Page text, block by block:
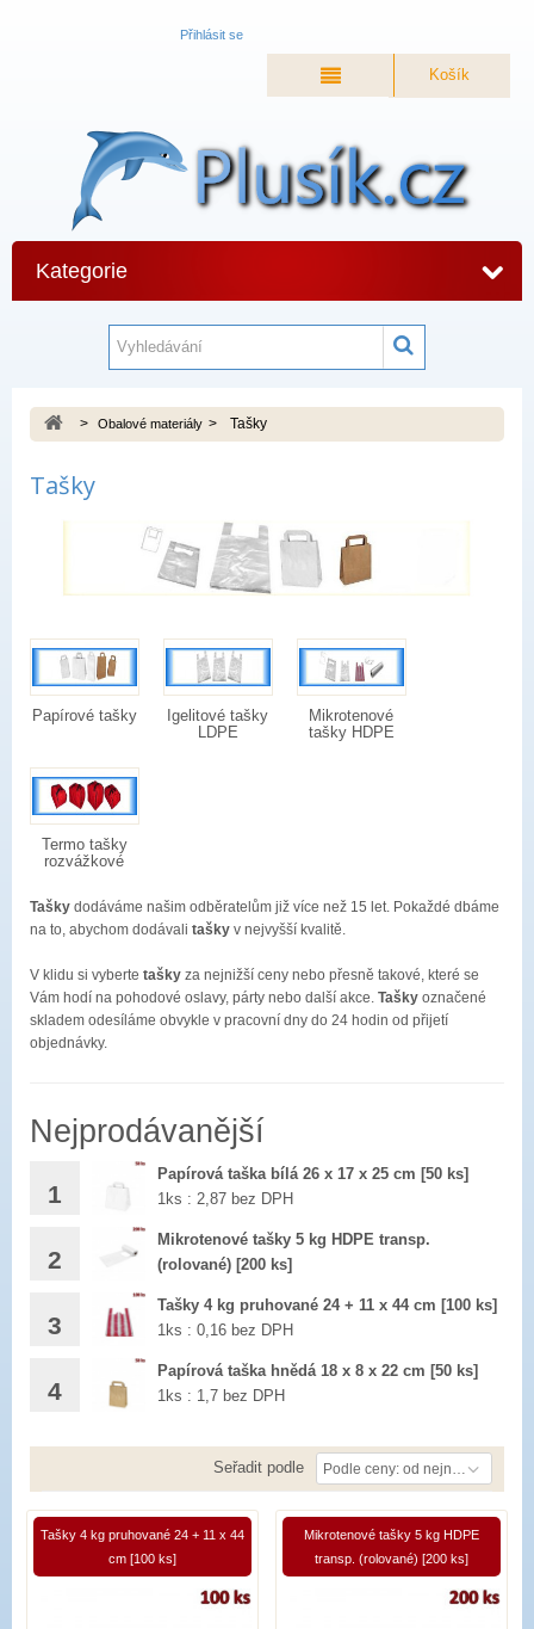
Košík
Přihlásit se
Kategorie
> Obalové materiály > Tašky
Tašky
Papírové tašky
Igelitové tašky
LDPE
Mikrotenové
tašky HDPE
Termo tašky
rozvážkové
Tašky dodáváme našim odběratelům již více než 15 let. Pokaždé dbáme
na to, abychom dodávali tašky v nejvyšší kvalitě.
V klidu si vyberte tašky za nejnižší ceny nebo přesně takové, které se
Vám hodí na pohodové oslavy, párty nebo další akce. Tašky označené
skladem odesíláme obvykle v pracovní dny do 24 hodin od přijetí
objednávky.
Nejprodávanější
1
Papírová taška bílá 26 x 17 x 25 cm [50 ks]
1ks : 2,87 bez DPH
2
Mikrotenové tašky 5 kg HDPE transp.
(rolované) [200 ks]
3
Tašky 4 kg pruhované 24 + 11 x 44 cm [100 ks]
1ks : 0,16 bez DPH
18,00 Kč
4
Papírová taška hnědá 18 x 8 x 22 cm [50 ks]
1ks : 1,7 bez DPH
Seřadit podle
Podle ceny: od nejnižší
Tašky 4 kg pruhované 24 + 11 x 44
cm [100 ks]
Mikrotenové tašky 5 kg HDPE
transp. (rolované) [200 ks]